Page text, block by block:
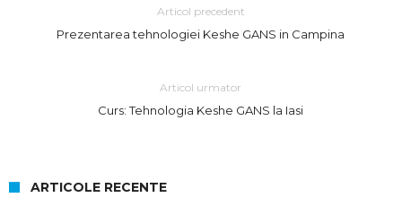
Articol precedent
Prezentarea tehnologiei Keshe GANS in Campina
Articol urmator
Curs: Tehnologia Keshe GANS la Iasi
ARTICOLE RECENTE